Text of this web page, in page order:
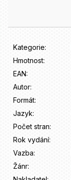
Kategorie:
Hmotnost:
EAN:
Autor:
Formát:
Jazyk:
Počet stran:
Rok vydání:
Vazba:
Žánr:
r
u
č
u
e
m
e